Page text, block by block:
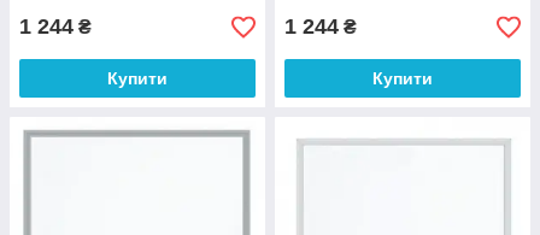
1 244 ₴
Купити
1 244 ₴
Купити